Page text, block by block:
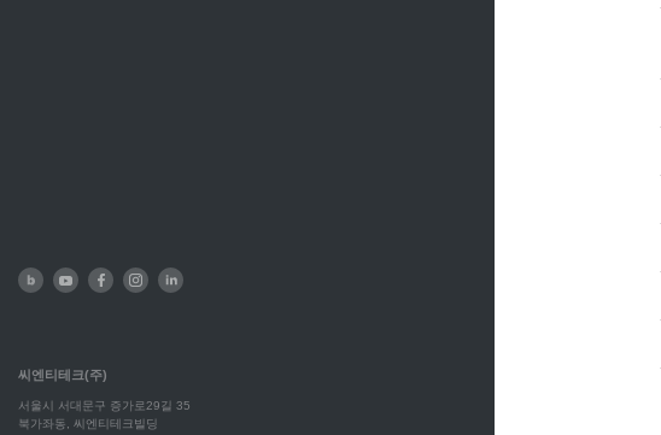
씨엔티테크(주)
서울시 서대문구 증가로29길 35
북가좌동, 씨엔티테크빌딩